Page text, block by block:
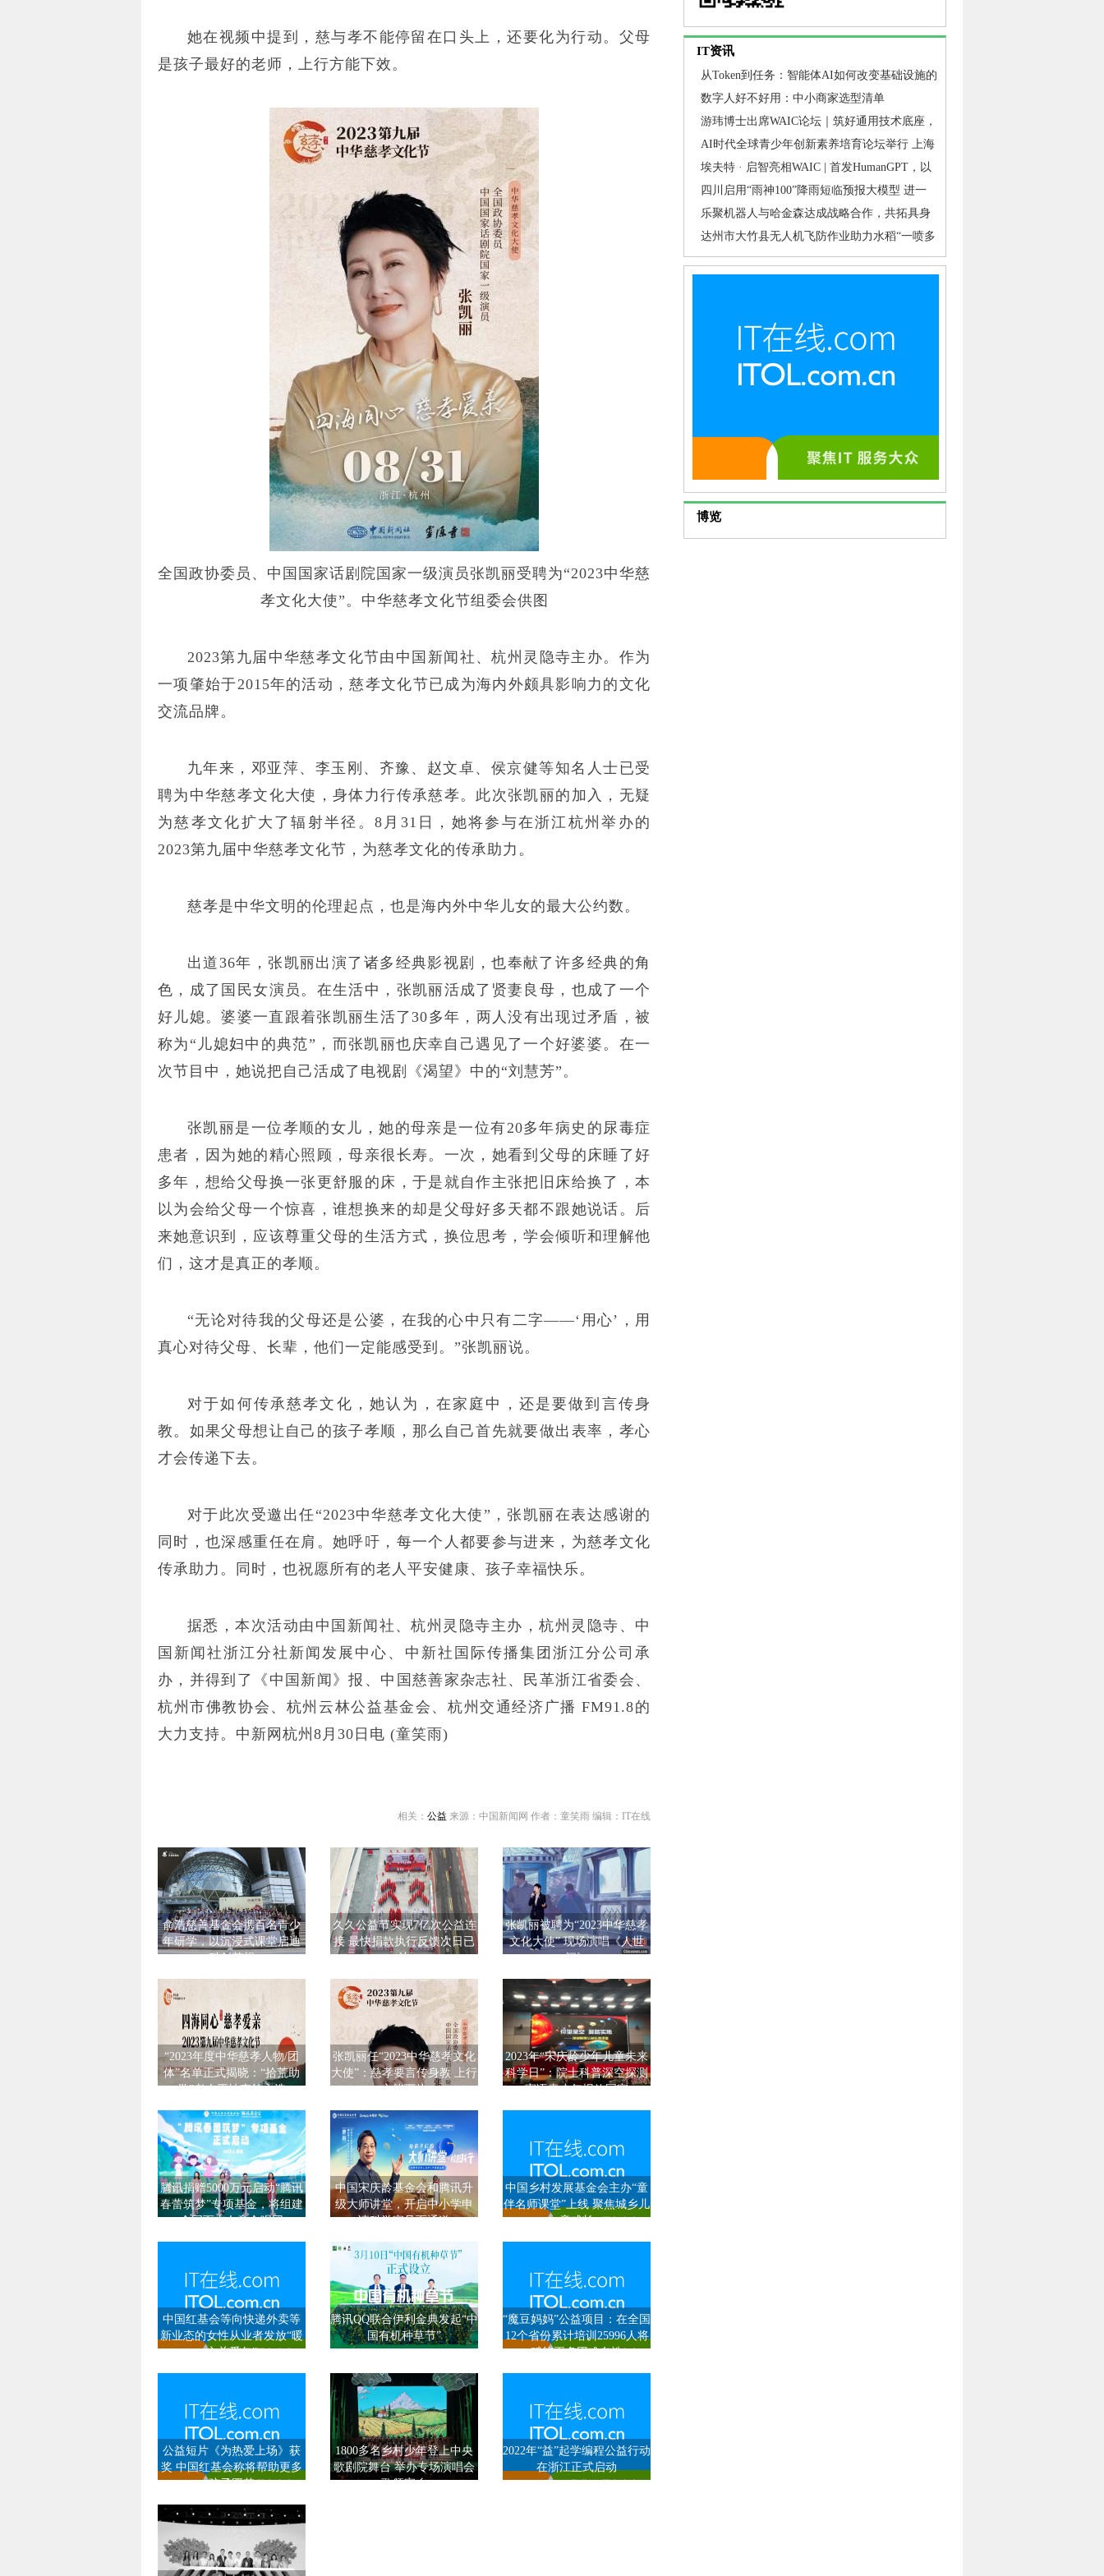
她在视频中提到，慈与孝不能停留在口头上，还要化为行动。父母
是孩子最好的老师，上行方能下效。
全国政协委员、中国国家话剧院国家一级演员张凯丽受聘为“2023中华慈
孝文化大使”。中华慈孝文化节组委会供图
2023第九届中华慈孝文化节由中国新闻社、杭州灵隐寺主办。作为
一项肇始于2015年的活动，慈孝文化节已成为海内外颇具影响力的文化
交流品牌。
九年来，邓亚萍、李玉刚、齐豫、赵文卓、侯京健等知名人士已受
聘为中华慈孝文化大使，身体力行传承慈孝。此次张凯丽的加入，无疑
为慈孝文化扩大了辐射半径。8月31日，她将参与在浙江杭州举办的
2023第九届中华慈孝文化节，为慈孝文化的传承助力。
慈孝是中华文明的伦理起点，也是海内外中华儿女的最大公约数。
出道36年，张凯丽出演了诸多经典影视剧，也奉献了许多经典的角
色，成了国民女演员。在生活中，张凯丽活成了贤妻良母，也成了一个
好儿媳。婆婆一直跟着张凯丽生活了30多年，两人没有出现过矛盾，被
称为“儿媳妇中的典范”，而张凯丽也庆幸自己遇见了一个好婆婆。在一
次节目中，她说把自己活成了电视剧《渴望》中的“刘慧芳”。
张凯丽是一位孝顺的女儿，她的母亲是一位有20多年病史的尿毒症
患者，因为她的精心照顾，母亲很长寿。一次，她看到父母的床睡了好
多年，想给父母换一张更舒服的床，于是就自作主张把旧床给换了，本
以为会给父母一个惊喜，谁想换来的却是父母好多天都不跟她说话。后
来她意识到，应该尊重父母的生活方式，换位思考，学会倾听和理解他
们，这才是真正的孝顺。
“无论对待我的父母还是公婆，在我的心中只有二字——‘用心’，用
真心对待父母、长辈，他们一定能感受到。”张凯丽说。
对于如何传承慈孝文化，她认为，在家庭中，还是要做到言传身
教。如果父母想让自己的孩子孝顺，那么自己首先就要做出表率，孝心
才会传递下去。
对于此次受邀出任“2023中华慈孝文化大使”，张凯丽在表达感谢的
同时，也深感重任在肩。她呼吁，每一个人都要参与进来，为慈孝文化
传承助力。同时，也祝愿所有的老人平安健康、孩子幸福快乐。
据悉，本次活动由中国新闻社、杭州灵隐寺主办，杭州灵隐寺、中
国新闻社浙江分社新闻发展中心、中新社国际传播集团浙江分公司承
办，并得到了《中国新闻》报、中国慈善家杂志社、民革浙江省委会、
杭州市佛教协会、杭州云林公益基金会、杭州交通经济广播 FM91.8的
大力支持。 中新网杭州8月30日电 (童笑雨)
相关： 公益 来源：中国新闻网 作者：童笑雨 编辑：IT在线
俞浩慈善基金会携百名青少
年研学，以沉浸式课堂启迪
科创梦想
久久公益节实现7亿次公益连
接 最快捐款执行反馈次日已
达
张凯丽被聘为“2023中华慈孝
文化大使” 现场演唱《人世
间》
“2023年度中华慈孝人物/团
体”名单正式揭晓：“拾荒助
学”老人王坤森等入选
张凯丽任“2023中华慈孝文化
大使”：慈孝要言传身教 上行
方能下效
2023年“宋庆龄少年儿童未来
科学日”：院士科普深空探测
寄语青少年报效国家
腾讯捐赠5000万元启动“腾讯
春蕾筑梦”专项基金，将组建
全国百支女童合唱团
中国宋庆龄基金会和腾讯升
级大师讲堂，开启中小学申
请科学家见面通道
中国乡村发展基金会主办“童
伴名师课堂”上线 聚焦城乡儿
童成长
中国红基会等向快递外卖等
新业态的女性从业者发放“暖
心关爱包”
腾讯QQ联合伊利金典发起“中
国有机种草节”
“魔豆妈妈”公益项目：在全国
12个省份累计培训25996人将
赋能更多困难女性
公益短片《为热爱上场》获
奖 中国红基会称将帮助更多
孩子圆梦
1800多名乡村少年登上中央
歌剧院舞台 举办专场演唱会
歌颂家乡
2022年“益”起学编程公益行动
在浙江正式启动
IT资讯
从Token到任务：智能体AI如何改变基础设施的
关注焦点
数字人好不好用：中小商家选型清单
游玮博士出席WAIC论坛｜筑好通用技术底座，
埃夫特&启智交出工业具身落地答卷
AI时代全球青少年创新素养培育论坛举行 上海
推动AI教育从“普及覆盖”迈向“提质培优”
埃夫特 · 启智亮相WAIC | 首发HumanGPT，以
通用技术底座破解行业“共创难”
四川启用“雨神100”降雨短临预报大模型 进一
步提高山洪、泥石流、滑坡、城市内涝等灾害短
临预警准确性
乐聚机器人与哈金森达成战略合作，共拓具身
智能工业落地新路径
达州市大竹县无人机飞防作业助力水稻“一喷多
促”
博览